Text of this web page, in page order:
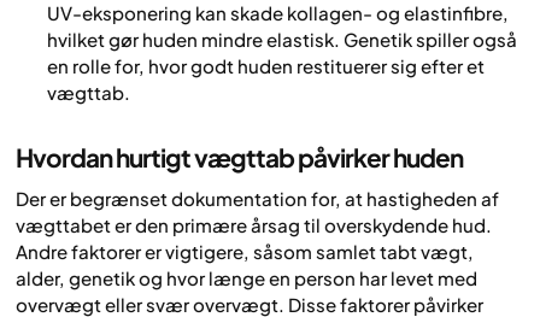
UV-eksponering kan skade kollagen- og elastinfibre,
hvilket gør huden mindre elastisk. Genetik spiller også
en rolle for, hvor godt huden restituerer sig efter et
vægttab.
Hvordan hurtigt vægttab påvirker huden
Der er begrænset dokumentation for, at hastigheden af
vægttabet er den primære årsag til overskydende hud.
Andre faktorer er vigtigere, såsom samlet tabt vægt,
alder, genetik og hvor længe en person har levet med
overvægt eller svær overvægt. Disse faktorer påvirker